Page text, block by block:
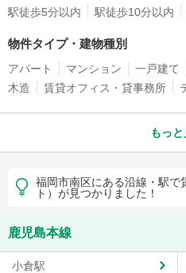
駅徒歩5分以内 駅徒歩10分以内
物件タイプ・建物種別
アパート マンション 一戸建て
木造
賃貸オフィス・貸事務所
もっ
福岡市南区にある沿線・駅で
ト）が見つかりました！
鹿児島本線
小倉駅